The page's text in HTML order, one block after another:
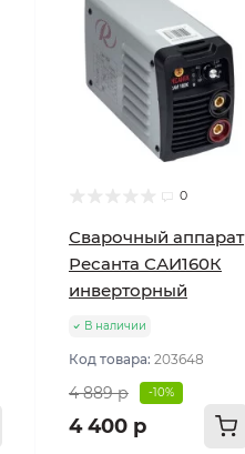
0
Сварочный аппарат
Ресанта САИ160К
инверторный
В наличии
Код товара: 203648
4 889 р -10%
4 400 р